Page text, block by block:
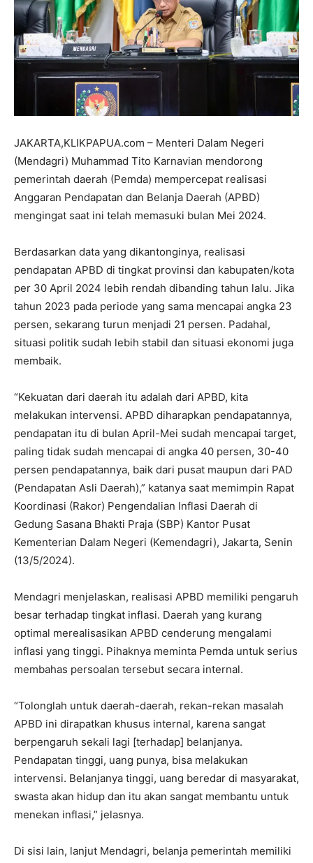
JAKARTA,KLIKPAPUA.com – Menteri Dalam Negeri
(Mendagri) Muhammad Tito Karnavian mendorong
pemerintah daerah (Pemda) mempercepat realisasi
Anggaran Pendapatan dan Belanja Daerah (APBD)
mengingat saat ini telah memasuki bulan Mei 2024.
Berdasarkan data yang dikantonginya, realisasi
pendapatan APBD di tingkat provinsi dan kabupaten/kota
per 30 April 2024 lebih rendah dibanding tahun lalu. Jika
tahun 2023 pada periode yang sama mencapai angka 23
persen, sekarang turun menjadi 21 persen. Padahal,
situasi politik sudah lebih stabil dan situasi ekonomi juga
membaik.
“Kekuatan dari daerah itu adalah dari APBD, kita
melakukan intervensi. APBD diharapkan pendapatannya,
pendapatan itu di bulan April-Mei sudah mencapai target,
paling tidak sudah mencapai di angka 40 persen, 30-40
persen pendapatannya, baik dari pusat maupun dari PAD
(Pendapatan Asli Daerah),” katanya saat memimpin Rapat
Koordinasi (Rakor) Pengendalian Inflasi Daerah di
Gedung Sasana Bhakti Praja (SBP) Kantor Pusat
Kementerian Dalam Negeri (Kemendagri), Jakarta, Senin
(13/5/2024).
Mendagri menjelaskan, realisasi APBD memiliki pengaruh
besar terhadap tingkat inflasi. Daerah yang kurang
optimal merealisasikan APBD cenderung mengalami
inflasi yang tinggi. Pihaknya meminta Pemda untuk serius
membahas persoalan tersebut secara internal.
“Tolonglah untuk daerah-daerah, rekan-rekan masalah
APBD ini dirapatkan khusus internal, karena sangat
berpengaruh sekali lagi [terhadap] belanjanya.
Pendapatan tinggi, uang punya, bisa melakukan
intervensi. Belanjanya tinggi, uang beredar di masyarakat,
swasta akan hidup dan itu akan sangat membantu untuk
menekan inflasi,” jelasnya.
Di sisi lain, lanjut Mendagri, belanja pemerintah memiliki